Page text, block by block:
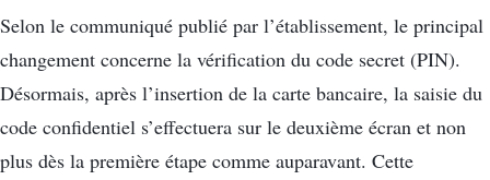
Selon le communiqué publié par l’établissement, le principal
changement concerne la vérification du code secret (PIN).
Désormais, après l’insertion de la carte bancaire, la saisie du
code confidentiel s’effectuera sur le deuxième écran et non
plus dès la première étape comme auparavant. Cette